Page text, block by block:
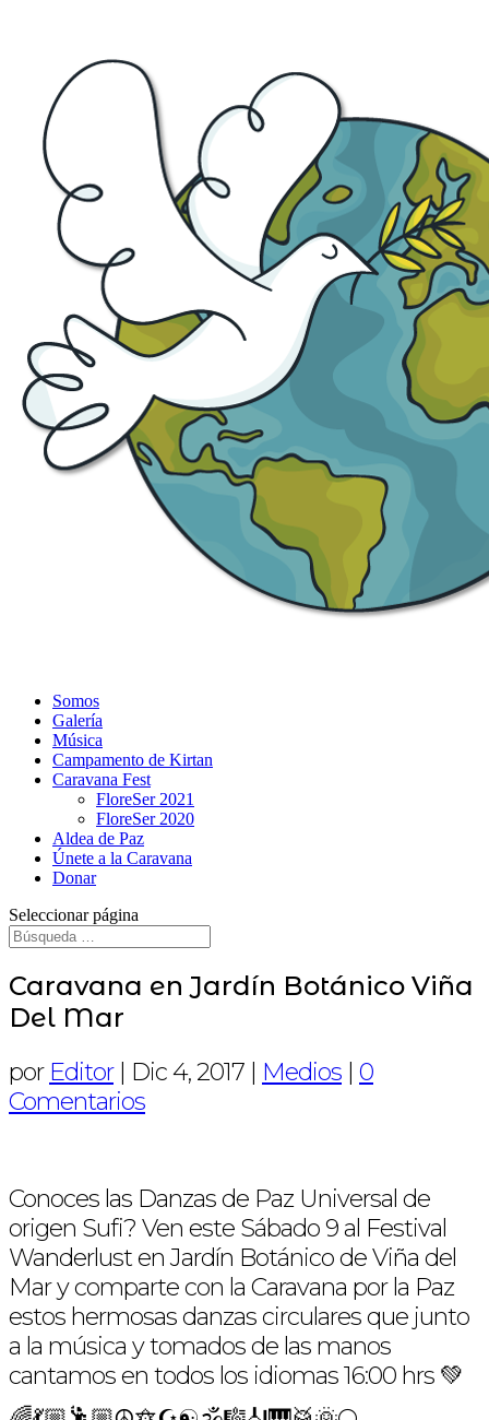
Somos
Galería
Música
Campamento de Kirtan
Caravana Fest
FloreSer 2021
FloreSer 2020
Aldea de Paz
Únete a la Caravana
Donar
Seleccionar página
Caravana en Jardín Botánico Viña
Del Mar
por Editor| Dic 4, 2017 | Medios | 0
Comentarios
Conoces las Danzas de Paz Universal de
origen Sufi? Ven este Sábado 9 al Festival
Wanderlust en Jardín Botánico de Viña del
Mar y comparte con la Caravana por la Paz
estos hermosas danzas circulares que junto
a la música y tomados de las manos
cantamos en todos los idiomas 16:00 hrs 💚